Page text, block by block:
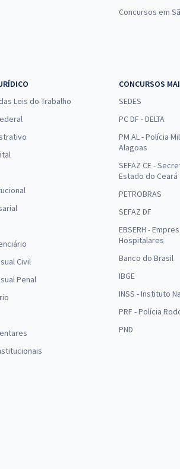
Concursos em
Leis do Trabalho
Civil
Penal
CONCURSOS
SEDES
PC DF - DELTA
PM AL - Polícia
Alagoas
SEFAZ CE -
Estado do Ceará
PETROBRAS
SEFAZ DF
EBSERH -
Hospitalares
Banco do Brasil
IBGE
INSS - Instituto
PRF - Polícia
PND